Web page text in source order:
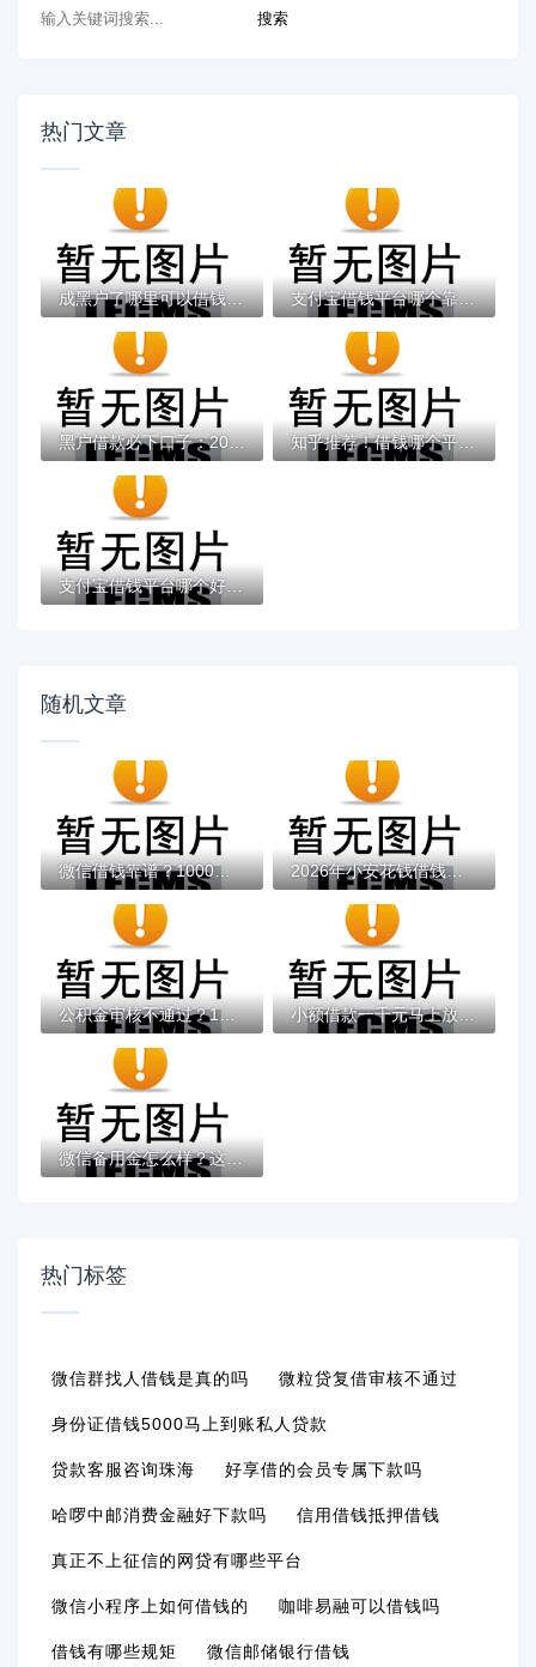
热门文章
成黑户了哪里可以借钱急用啊，2025五大专属... 支付宝借钱平台哪个靠谱？实测这5款低息灵活...
黑户借款必下口子：2025推荐5个通过率100%的... 知乎推荐！借钱哪个平台靠谱？这5个低息正规...
支付宝借钱平台哪个好？实测推荐这3个靠谱低...
随机文章
微信借钱靠谱？1000元无门槛借款平台推荐，... 2026年小安花钱借钱靠谱吗？盘点十大靠谱不...
公积金审核不通过？1千元无门槛借款平台推荐... 小额借款一千元马上放款？快速到账的实用攻...
微信备用金怎么样？这5个不用芝麻分能借的平...
热门标签
微信群找人借钱是真的吗 微粒贷复借审核不通过
身份证借钱5000马上到账私人贷款
贷款客服咨询珠海 好享借的会员专属下款吗
哈啰中邮消费金融好下款吗 信用借钱抵押借钱
真正不上征信的网贷有哪些平台
微信小程序上如何借钱的 咖啡易融可以借钱吗
借钱有哪些规矩 微信邮储银行借钱